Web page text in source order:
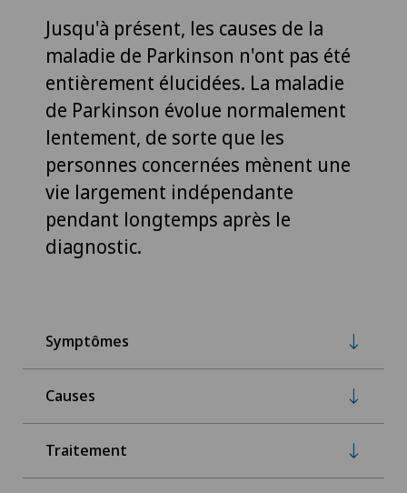
Jusqu'à présent, les causes de la
maladie de Parkinson n'ont pas été
entièrement élucidées. La maladie
de Parkinson évolue normalement
lentement, de sorte que les
personnes concernées mènent une
vie largement indépendante
pendant longtemps après le
diagnostic.
Symptômes
Causes
Traitement